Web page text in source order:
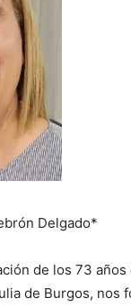
Delgado*
de los 73
de Burgos, nos